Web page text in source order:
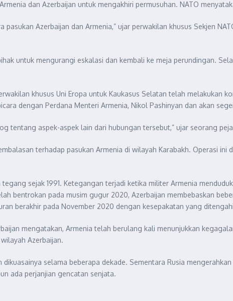
dan Azerbaijan untuk mengakhiri permusuhan. NATO
Azerbaijan dan Armenia,” ujar perwakilan khusus Sekjen
untuk mengurangi eskalasi dan kembali ke meja perundingan.
khusus Uni Eropa untuk Kaukasus Selatan telah melakukan
dengan Perdana Menteri Armenia, Nikol Pashinyan dan akan
tentang aspek-aspek lain dari hubungan tersebut,” ujar seorang
terhadap pasukan Armenia di wilayah Karabakh. Operasi
sejak 1991. Ketegangan terjadi ketika militer Armenia
bentrokan pada musim gugur 2020, Azerbaijan membebaskan
berakhir pada November 2020 dengan kesepakatan yang
mengatakan, Armenia telah berulang kali menunjukkan
Azerbaijan.
selama beberapa dekade. Sementara Rusia
ada perjanjian gencatan senjata.